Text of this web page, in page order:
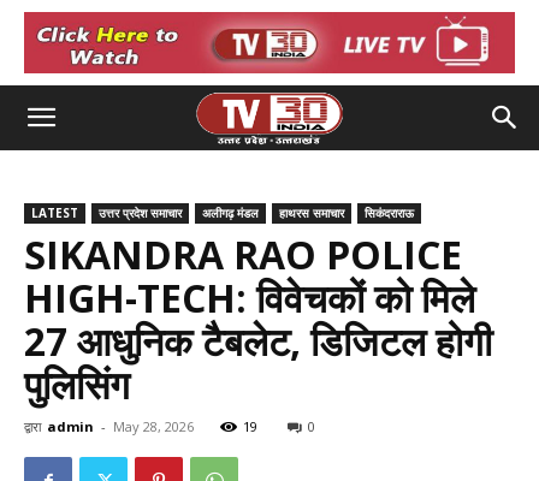
LATEST उत्तर प्रदेश समाचार अलीगढ़ मंडल हाथरस समाचार सिकंदराराऊ
SIKANDRA RAO POLICE
HIGH-TECH: विवेचकों को मिले
27 आधुनिक टैबलेट, डिजिटल होगी
पुलिसिंग
द्वारा admin - May 28, 2026 19 0